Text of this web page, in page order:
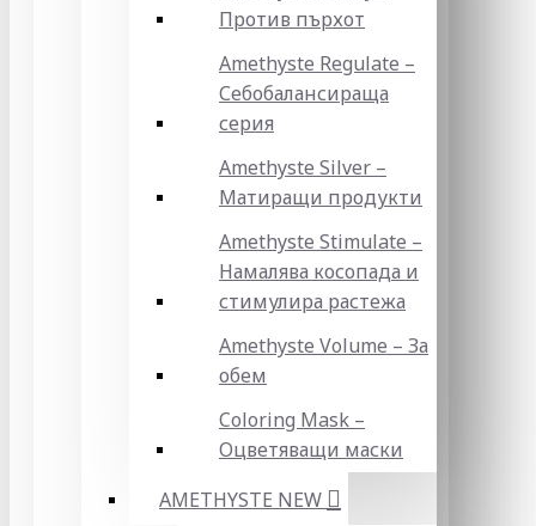
Против пърхот
Amethyste Regulate –
Себобалансираща
серия
Amethyste Silver –
Матиращи продукти
Amethyste Stimulate –
Намалява косопада и
стимулира растежа
Amethyste Volume – За
обем
Coloring Mask –
Оцветяващи маски
AMETHYSTE NEW